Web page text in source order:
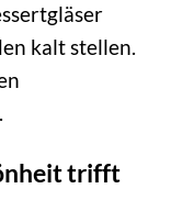
kalt stellen.
trifft